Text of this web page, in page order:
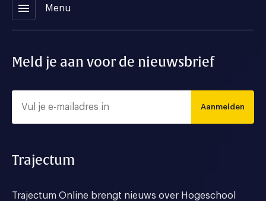
menu Menu
Meld je aan voor de nieuwsbrief
Aanmelden
Trajectum
Trajectum Online brengt nieuws over Hogeschool